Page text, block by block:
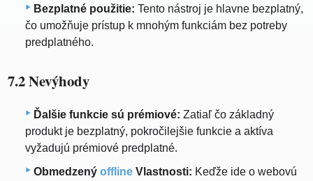
Bezplatné použitie: Tento nástroj je hlavne bezplatný,
čo umožňuje prístup k mnohým funkciám bez potreby
predplatného.
7.2 Nevýhody
Ďalšie funkcie sú prémiové: Zatiaľ čo základný
produkt je bezplatný, pokročilejšie funkcie a aktíva
vyžadujú prémiové predplatné.
Obmedzený offline Vlastnosti: Keďže ide o webovú